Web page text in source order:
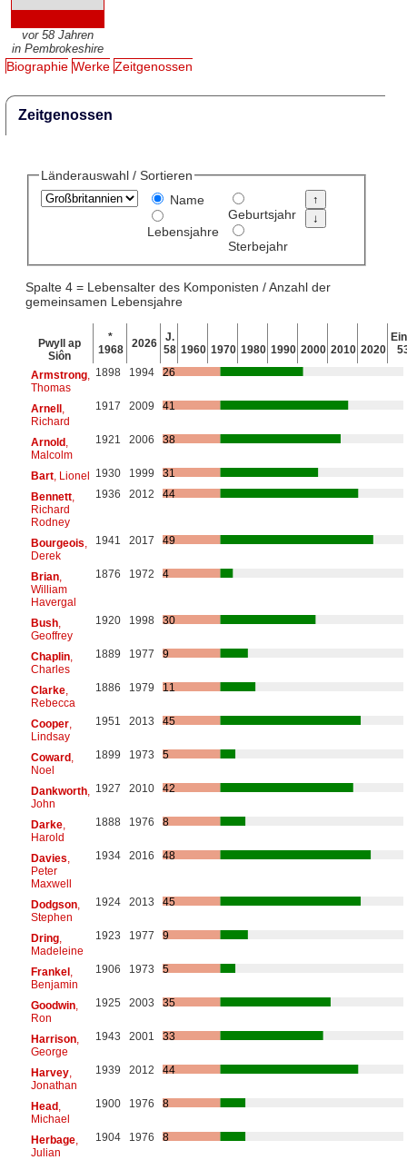
vor 58 Jahren
in Pembrokeshire
Biographie Werke Zeitgenossen
Zeitgenossen
Länderauswahl / Sortieren
Name
Lebensjahre
Geburtsjahr
Sterbejahr
Spalte 4 = Lebensalter des Komponisten / Anzahl der
gemeinsamen Lebensjahre
Pwyll ap
Siôn
*
1968
2026
J.
58 1960 1970 1980 1990 2000 2010 2020
Armstrong,
Thomas
1898 1994 26
Arnell,
Richard
1917 2009 41
Arnold,
Malcolm
1921 2006 38
Bart, Lionel 1930 1999
31
Bennett,
Richard
Rodney
1936 2012 44
Bourgeois
Derek
1941 2017 49
Brian,
William
Havergal
1876 1972 4
Bush,
Geoffrey
1920 1998 30
Chaplin,
Charles
1889 1977 9
Clarke,
Rebecca
1886 1979 11
Cooper,
Lindsay
1951 2013 45
Coward,
Noel
1899 1973 5
Dankworth,
John
1927 2010 42
Darke,
Harold
1888 1976 8
Davies
Peter
Maxwell
1934 2016 48
Dodgson,
Stephen
1924 2013 45
Dring,
Madeleine
1923 1977 9
Frankel,
Benjamin
1906 1973 5
Goodwin,
Ron
1925 2003 35
Harrison,
George
1943 2001 33
Harvey,
Jonathan
1939 2012 44
Head,
Michael
1900 1976 8
Herbage,
Julian
1904 1976 8